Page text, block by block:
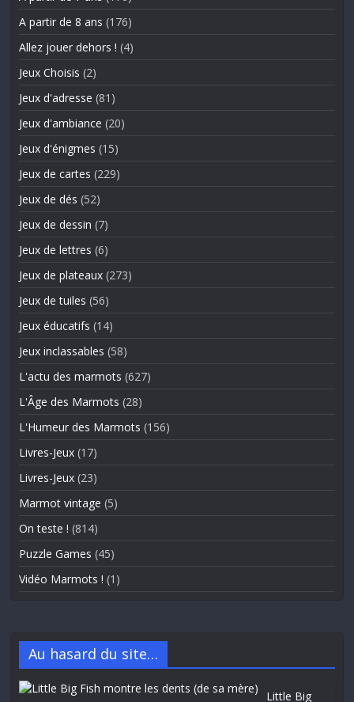
A partir de 8 ans (176)
Allez jouer dehors ! (4)
Jeux Choisis (2)
Jeux d'adresse (81)
Jeux d'ambiance (20)
Jeux d'énigmes (15)
Jeux de cartes (229)
Jeux de dés (52)
Jeux de dessin (7)
Jeux de lettres (6)
Jeux de plateaux (273)
Jeux de tuiles (56)
Jeux éducatifs (14)
Jeux inclassables (58)
L'actu des marmots (627)
L'Âge des Marmots (28)
L'Humeur des Marmots (156)
Livres-Jeux (17)
Livres-Jeux (23)
Marmot vintage (5)
On teste ! (814)
Puzzle Games (45)
Vidéo Marmots ! (1)
Au hasard du site…
Little Big